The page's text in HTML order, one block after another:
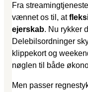
Fra
vænnet os til, at
ejerskab. Nu rykker
Delebilsordninger
klippekort og
nøglen til både
Men passer